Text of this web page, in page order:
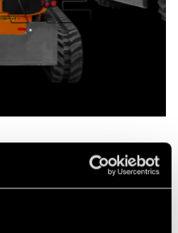
D'ATTACCO
È ORA